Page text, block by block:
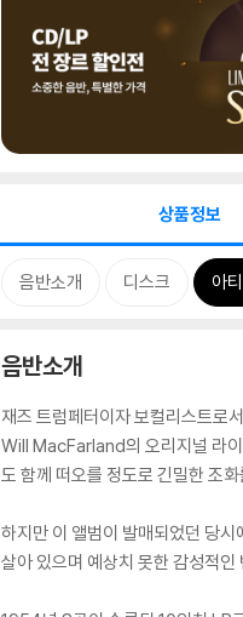
상품정보
음반소개 디스크 아
음반소개
재즈 트럼페터이자 보컬리스트
Will MacFarland의 오리지널 라이
도 함께 떠오를 정도로 긴밀한 조
하지만 이 앨범이 발매되었던 당
살아 있으며 예상치 못한 감성적인